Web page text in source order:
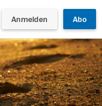
Anmelden Abo